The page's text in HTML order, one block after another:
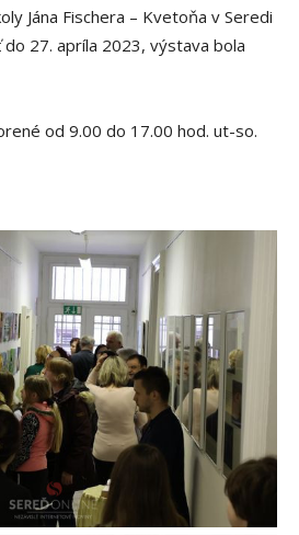
Jána Fischera – Kvetoňa v Seredi
27. apríla 2023, výstava bola
od 9.00 do 17.00 hod. ut-so.